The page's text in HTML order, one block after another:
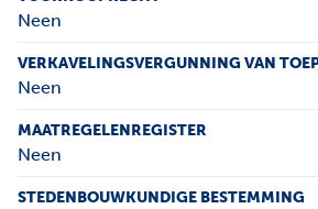
Neen
VERKAVELINGSVERGUNNING VAN
Neen
MAATREGELENREGISTER
Neen
STEDENBOUWKUNDIGE BESTEMMING